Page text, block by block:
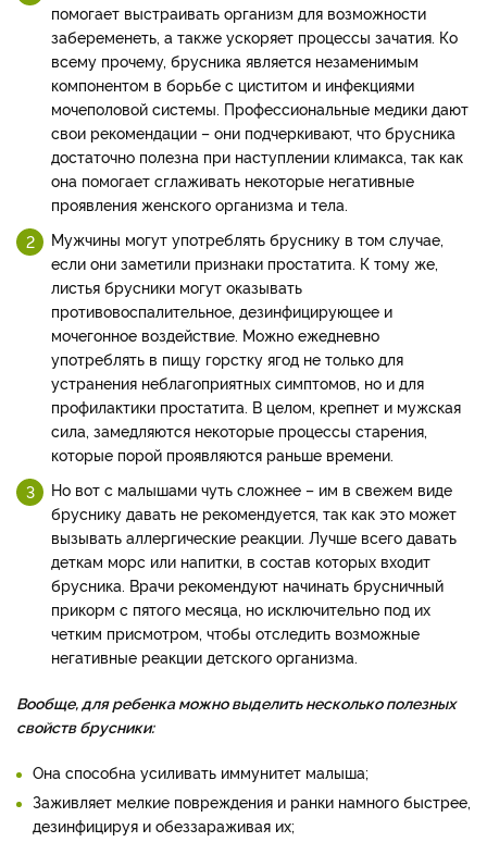
помогает выстраивать организм для возможности
забеременеть, а также ускоряет процессы зачатия. Ко
всему прочему, брусника является незаменимым
компонентом в борьбе с циститом и инфекциями
мочеполовой системы. Профессиональные медики дают
свои рекомендации – они подчеркивают, что брусника
достаточно полезна при наступлении климакса, так как
она помогает сглаживать некоторые негативные
проявления женского организма и тела.
Мужчины могут употреблять бруснику в том случае,
если они заметили признаки простатита. К тому же,
листья брусники могут оказывать
противовоспалительное, дезинфицирующее и
мочегонное воздействие. Можно ежедневно
употреблять в пищу горстку ягод не только для
устранения неблагоприятных симптомов, но и для
профилактики простатита. В целом, крепнет и мужская
сила, замедляются некоторые процессы старения,
которые порой проявляются раньше времени.
Но вот с малышами чуть сложнее – им в свежем виде
бруснику давать не рекомендуется, так как это может
вызывать аллергические реакции. Лучше всего давать
деткам морс или напитки, в состав которых входит
брусника. Врачи рекомендуют начинать брусничный
прикорм с пятого месяца, но исключительно под их
четким присмотром, чтобы отследить возможные
негативные реакции детского организма.
Вообще, для ребенка можно выделить несколько полезных
свойств брусники:
Она способна усиливать иммунитет малыша;
Заживляет мелкие повреждения и ранки намного быстрее,
дезинфицируя и обеззараживая их;